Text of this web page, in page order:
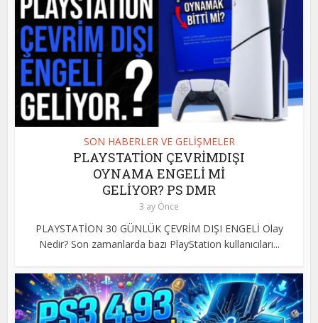
SON HABERLER VE GELİŞMELER
PLAYSTATİON ÇEVRİMDIŞI
OYNAMA ENGELİ Mİ
GELİYOR? PS DMR
3 ay Önce
PLAYSTATİON 30 GÜNLÜK ÇEVRİM DIŞI ENGELİ Olay
Nedir? Son zamanlarda bazı PlayStation kullanıcıları...